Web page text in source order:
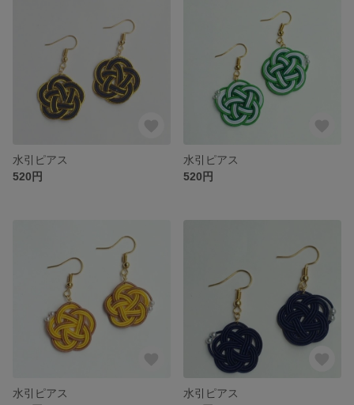
水引ピアス
520円
水引ピアス
520円
水引ピアス
水引ピアス